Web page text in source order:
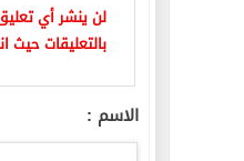
لن ينشر أي
بالتعليقات حيث
الاسم :